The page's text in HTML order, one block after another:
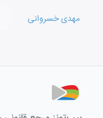
مهدی خسروانی